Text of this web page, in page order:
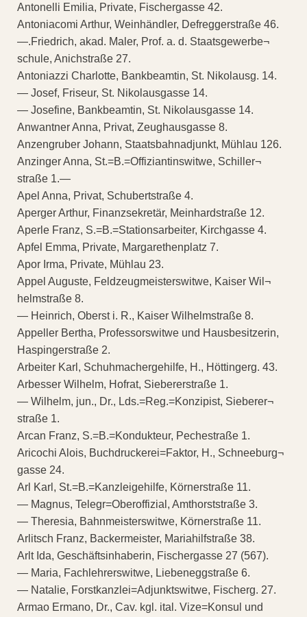
Antonelli Emilia, Private, Fischergasse 42.
Antoniacomi Arthur, Weinhändler, Defreggerstraße 46.
—.Friedrich, akad. Maler, Prof. a. d. Staatsgewerbe¬
schule, Anichstraße 27.
Antoniazzi Charlotte, Bankbeamtin, St. Nikolausg. 14.
— Josef, Friseur, St. Nikolausgasse 14.
— Josefine, Bankbeamtin, St. Nikolausgasse 14.
Anwantner Anna, Privat, Zeughausgasse 8.
Anzengruber Johann, Staatsbahnadjunkt, Mühlau 126.
Anzinger Anna, St.=B.=Offiziantinswitwe, Schiller¬
straße 1.—
Apel Anna, Privat, Schubertstraße 4.
Aperger Arthur, Finanzsekretär, Meinhardstraße 12.
Aperle Franz, S.=B.=Stationsarbeiter, Kirchgasse 4.
Apfel Emma, Private, Margarethenplatz 7.
Apor Irma, Private, Mühlau 23.
Appel Auguste, Feldzeugmeisterswitwe, Kaiser Wil¬
helmstraße 8.
— Heinrich, Oberst i. R., Kaiser Wilhelmstraße 8.
Appeller Bertha, Professorswitwe und Hausbesitzerin,
Haspingerstraße 2.
Arbeiter Karl, Schuhmachergehilfe, H., Höttingerg. 43.
Arbesser Wilhelm, Hofrat, Siebererstraße 1.
— Wilhelm, jun., Dr., Lds.=Reg.=Konzipist, Sieberer¬
straße 1.
Arcan Franz, S.=B.=Kondukteur, Pechestraße 1.
Aricochi Alois, Buchdruckerei=Faktor, H., Schneeburg¬
gasse 24.
Arl Karl, St.=B.=Kanzleigehilfe, Körnerstraße 11.
— Magnus, Telegr=Oberoffizial, Amthorststraße 3.
— Theresia, Bahnmeisterswitwe, Körnerstraße 11.
Arlitsch Franz, Backermeister, Mariahilfstraße 38.
Arlt Ida, Geschäftsinhaberin, Fischergasse 27 (567).
— Maria, Fachlehrerswitwe, Liebeneggstraße 6.
— Natalie, Forstkanzlei=Adjunktswitwe, Fischerg. 27.
Armao Ermano, Dr., Cav. kgl. ital. Vize=Konsul und